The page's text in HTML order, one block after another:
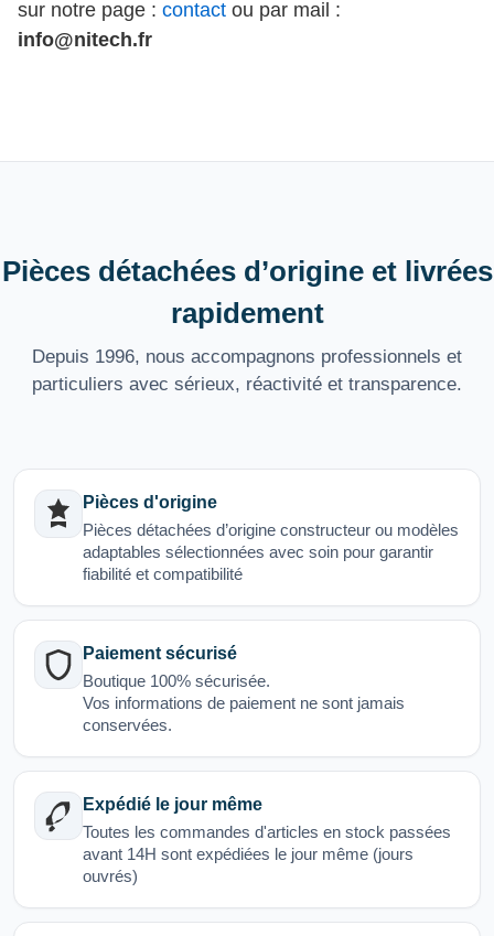
sur notre page : contact ou par mail :
info@nitech.fr
Pièces détachées d’origine et livrées
rapidement
Depuis 1996, nous accompagnons professionnels et
particuliers avec sérieux, réactivité et transparence.
Pièces d'origine
Pièces détachées d’origine constructeur ou modèles
adaptables sélectionnées avec soin pour garantir
fiabilité et compatibilité
Paiement sécurisé
Boutique 100% sécurisée.
Vos informations de paiement ne sont jamais
conservées.
Expédié le jour même
Toutes les commandes d'articles en stock passées
avant 14H sont expédiées le jour même (jours
ouvrés)